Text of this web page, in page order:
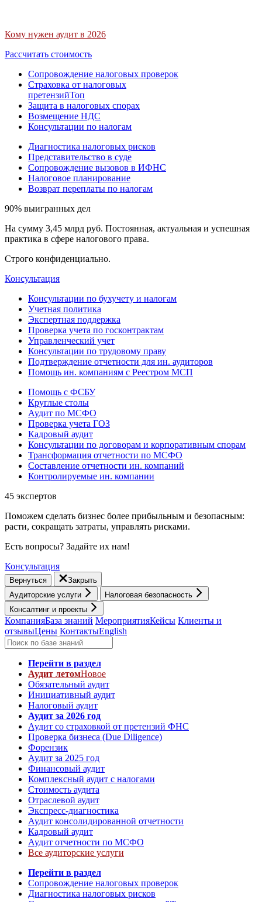
Кому нужен аудит в 2026
Рассчитать стоимость
Сопровождение налоговых проверок
Страховка от налоговых
претензийТоп
Защита в налоговых спорах
Возмещение НДС
Консультации по налогам
Диагностика налоговых рисков
Представительство в суде
Сопровождение вызовов в ИФНС
Налоговое планирование
Возврат переплаты по налогам
90% выигранных дел
На сумму 3,45 млрд руб. Постоянная, актуальная и успешная
практика в сфере налогового права.
Строго конфиденциально.
Консультация
Консультации по бухучету и налогам
Учетная политика
Экспертная поддержка
Проверка учета по госконтрактам
Управленческий учет
Консультации по трудовому праву
Подтверждение отчетности для ин. аудиторов
Помощь ин. компаниям с Реестром МСП
Помощь с ФСБУ
Круглые столы
Аудит по МСФО
Проверка учета ГОЗ
Кадровый аудит
Консультации по договорам и корпоративным спорам
Трансформация отчетности по МСФО
Составление отчетности ин. компаний
Контролируемые ин. компании
45 экспертов
Поможем сделать бизнес более прибыльным и безопасным:
расти, cокращать затраты, управлять рисками.
Есть вопросы? Задайте их нам!
Консультация
Вернуться
Закрыть
Аудиторские услуги
Налоговая безопасность
Консалтинг и проекты
КомпанияБаза знаний МероприятияКейсы Клиенты и
отзывыЦены КонтактыEnglish
Перейти в раздел
Аудит летомНовое
Обязательный аудит
Инициативный аудит
Налоговый аудит
Аудит за 2026 год
Аудит со страховкой от претензий ФНС
Проверка бизнеса (Due Diligence)
Форензик
Аудит за 2025 год
Финансовый аудит
Комплексный аудит с налогами
Стоимость аудита
Отраслевой аудит
Экспресс-диагностика
Аудит консолидированной отчетности
Кадровый аудит
Аудит отчетности по МСФО
Все аудиторские услуги
Перейти в раздел
Сопровождение налоговых проверок
Диагностика налоговых рисков